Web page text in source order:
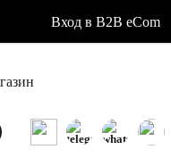
Вход в B2B eCom